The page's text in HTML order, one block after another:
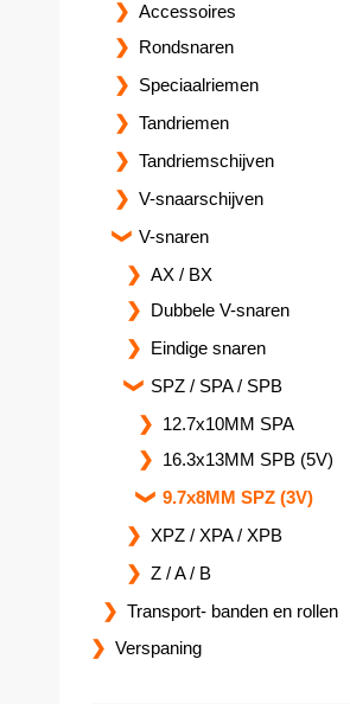
Accessoires
Rondsnaren
Speciaalriemen
Tandriemen
Tandriemschijven
V-snaarschijven
V-snaren
AX / BX
Dubbele V-snaren
Eindige snaren
SPZ / SPA / SPB
12.7x10MM SPA
16.3x13MM SPB (5V)
9.7x8MM SPZ (3V)
XPZ / XPA / XPB
Z / A / B
Transport- banden en rollen
Verspaning